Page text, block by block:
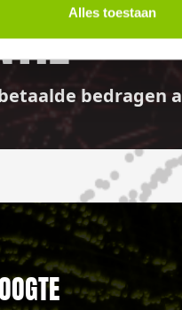
Alles toestaan
bedragen